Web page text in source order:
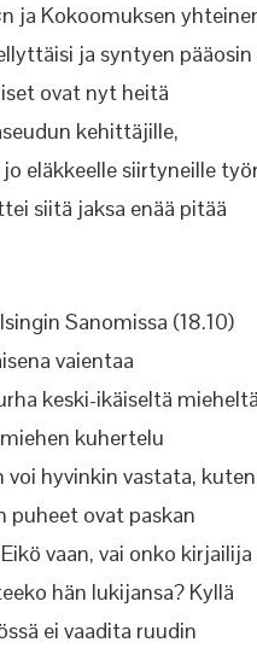
ja Kokoomuksen
ja syntyen pääosin
ovat nyt heitä
kehittäjille,
eläkkeelle siirtyneille
siitä jaksa enää pitää
Sanomissa (18.10)
vaientaa
keski-ikäiseltä mieheltä
kuhertelu
hyvinkin vastata, kuten
puheet ovat paskan
vaan, vai onko kirjailija
hän lukijansa? Kyllä
ei vaadita ruudin